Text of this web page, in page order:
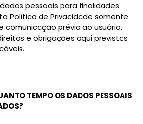
pessoais para finalidades
Política de Privacidade somente
comunicação prévia ao usuário,
e obrigações aqui previstos
TEMPO OS DADOS PESSOAIS